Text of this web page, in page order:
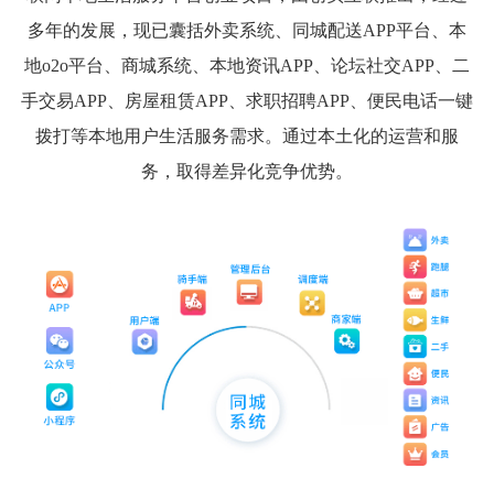
多年的发展，现已囊括外卖系统、同城配送APP平台、本
地o2o平台、商城系统、本地资讯APP、论坛社交APP、二
手交易APP、房屋租赁APP、求职招聘APP、便民电话一键
拨打等本地用户生活服务需求。通过本土化的运营和服
务，取得差异化竞争优势。